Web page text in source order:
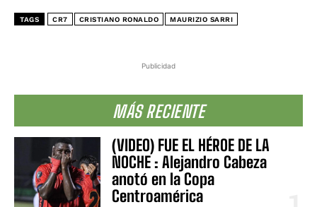
Publicidad
MÁS RECIENTE
(VIDEO) FUE EL HÉROE DE LA
NOCHE : Alejandro Cabeza
anotó en la Copa
Centroamérica
TAGS CR7 CRISTIANO RONALDO MAURIZIO SARRI